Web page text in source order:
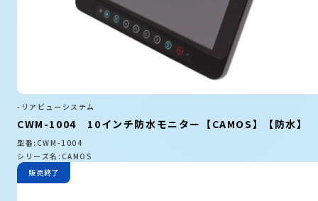
-リアビューシステム
CWM-1004 10インチ防水モニター【CAMOS】【防水】
型番:CWM-1004
シリーズ名:CAMOS
販売終了